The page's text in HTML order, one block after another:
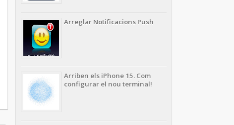
Arreglar Notificacions Push
Arriben els iPhone 15. Com
configurar el nou terminal!